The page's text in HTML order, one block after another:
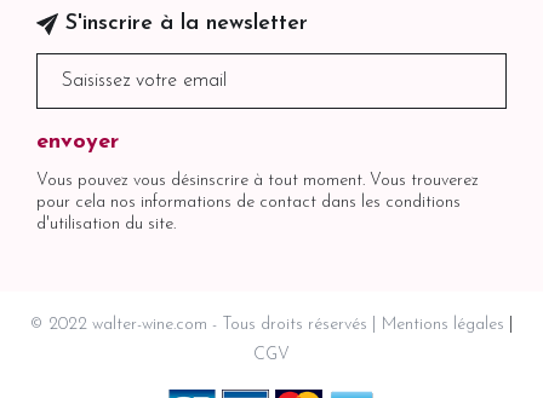
S'inscrire à la newsletter
Vous pouvez vous désinscrire à tout moment. Vous trouverez
pour cela nos informations de contact dans les conditions
d'utilisation du site.
© 2022 walter-wine.com - Tous droits réservés
Mentions légales
CGV